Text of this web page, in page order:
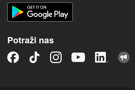
Potraži nas